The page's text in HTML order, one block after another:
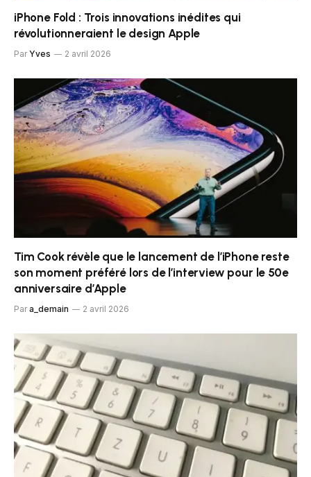
iPhone Fold : Trois innovations inédites qui
révolutionneraient le design Apple
Par Yves 2 avril 2026
Tim Cook révèle que le lancement de l’iPhone reste
son moment préféré lors de l’interview pour le 50e
anniversaire d’Apple
Par a_demain 2 avril 2026